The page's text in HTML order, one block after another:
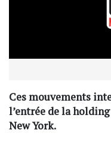
Ces mouvements
l’entrée de la
New York.